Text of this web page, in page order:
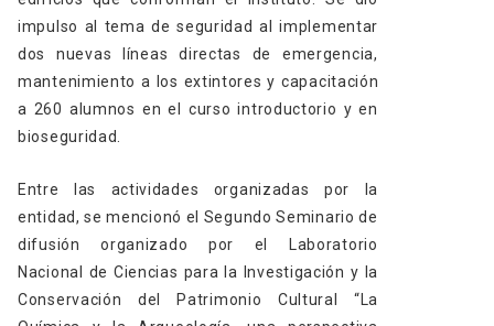
impulso al tema de seguridad al implementar
dos nuevas líneas directas de emergencia,
mantenimiento a los extintores y capacitación
a 260 alumnos en el curso introductorio y en
bioseguridad.
Entre las actividades organizadas por la
entidad, se mencionó el Segundo Seminario de
difusión organizado por el Laboratorio
Nacional de Ciencias para la Investigación y la
Conservación del Patrimonio Cultural “La